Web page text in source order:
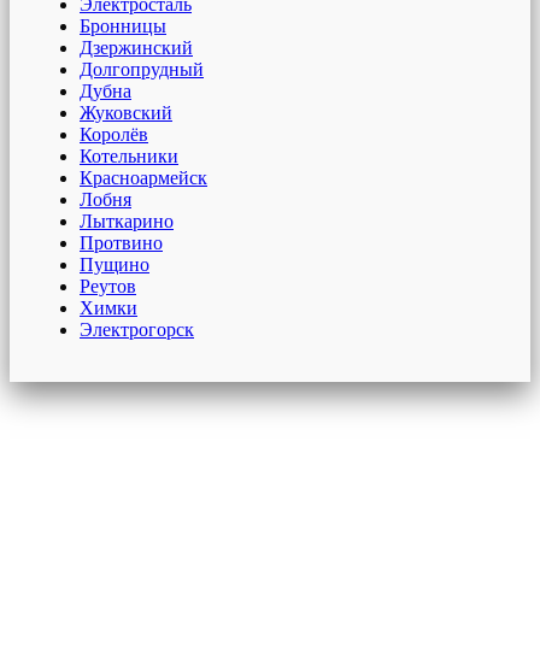
Электросталь
Бронницы
Дзержинский
Долгопрудный
Дубна
Жуковский
Королёв
Котельники
Красноармейск
Лобня
Лыткарино
Протвино
Пущино
Реутов
Химки
Электрогорск